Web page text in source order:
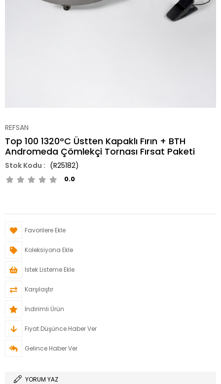
REFSAN
Top 100 1320°C Üstten Kapaklı Fırın + BTH
Andromeda Çömlekçi Tornası Fırsat Paketi
(R25182)
0.0
Favorilere Ekle
Koleksiyona Ekle
İstek Listeme Ekle
Karşılaştır
İndirimli Ürün
Fiyat Düşünce Haber Ver
Gelince Haber Ver
YORUM YAZ